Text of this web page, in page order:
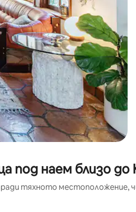
под наем близо до
тяхното местоположение,